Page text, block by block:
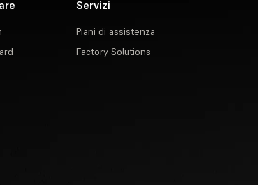
Servizi
Piani di assistenza
Factory Solutions